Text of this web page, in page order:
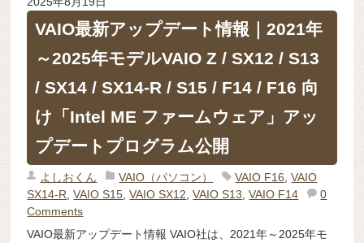
VAIO最新アップデート情報｜2021年
～2025年モデルVAIO Z / SX12 / S13
/ SX14 / SX14-R / S15 / F14 / F16 向
け「Intel ME ファームウェア」アッ
プデートプログラム公開
よしおくん VAIO（パソコン） VAIO F16 ,VAIO
SX14-R ,VAIO S15 ,VAIO SX12 ,VAIO S13 ,VAIO F14
0
Comments
VAIO最新アップデート情報 VAIO社は、2021年～2025年モ